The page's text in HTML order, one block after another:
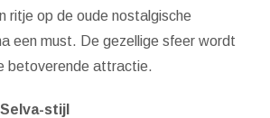
ritje op de oude nostalgische
een must. De gezellige sfeer wordt
betoverende attractie.
stijl